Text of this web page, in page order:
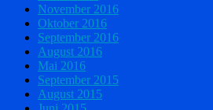
November 2016
Oktober 2016
September 2016
August 2016
Mai 2016
September 2015
August 2015